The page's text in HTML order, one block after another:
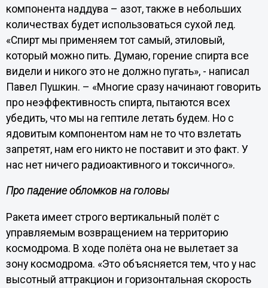
компонента наддува – азот, также в небольших
количествах будет использоваться сухой лед.
«Спирт мы применяем тот самый, этиловый,
который можно пить. Думаю, горение спирта все
видели и никого это не должно пугать», - написал
Павел Пушкин. – «Многие сразу начинают говорить
про неэффективность спирта, пытаются всех
убедить, что мы на гептиле летать будем. Но с
ядовитым компонентом нам не то что взлетать
запретят, нам его никто не поставит и это факт. У
нас нет ничего радиоактивного и токсичного».
Про падение обломков на головы
Ракета имеет строго вертикальный полёт с
управляемым возвращением на территорию
космодрома. В ходе полёта она не вылетает за
зону космодрома. «Это объясняется тем, что у нас
высотный аттракцион и горизонтальная скорость